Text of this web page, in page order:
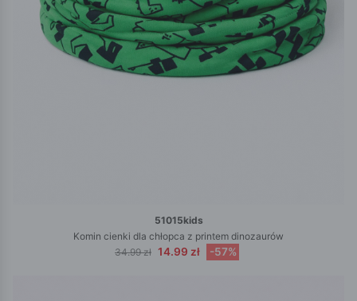
51015kids
Komin cienki dla chłopca z printem dinozaurów
34.99 zł 14.99 zł -57%